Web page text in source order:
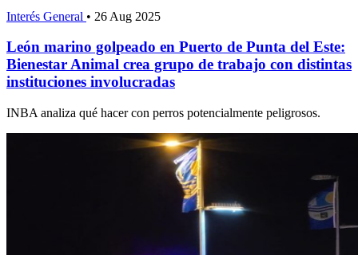
Interés General • 26 Aug 2025
León marino golpeado en Puerto de Punta del Este:
Bienestar Animal crea grupo de trabajo con distintas
instituciones involucradas
INBA analiza qué hacer con perros potencialmente peligrosos.